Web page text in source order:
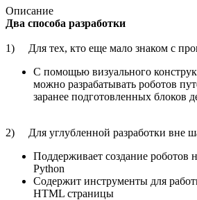
Описание
Два способа разработки
1) Для тех, кто еще мало знаком с
С помощью визуального
можно разрабатывать роботов
заранее подготовленных блоков
2) Для углубленной разработки вне
Поддерживает создание роботов
Python
Содержит инструменты для
HTML страницы